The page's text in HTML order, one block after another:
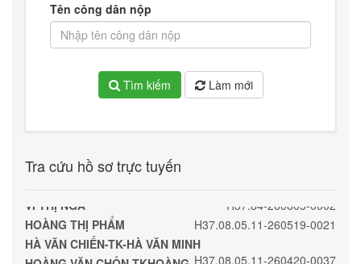
Tên công dân nộp
Tìm kiếm Làm mới
Tra cứu hồ sơ trực tuyến
H37.102-260717-0004
LỘC ĐỨC GIANG
VI THỊ NGA
H37.84-260805-0002
HOÀNG THỊ PHẨM
H37.08.05.11-260519-0021
HÀ VĂN CHIẾN-TK-HÀ VĂN MINH
H37.08.05.11-260420-0037
HOÀNG VĂN CHỎN-TKHOÀNG